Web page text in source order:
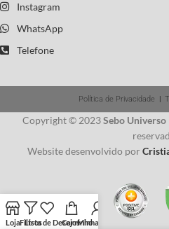
Instagram
WhatsApp
Telefone
Política de Privacidade |
Copyright © 2023Sebo
Website desenvolvido por
LojaFiltros
Lista de Desejos
CarrinhoMinha conta